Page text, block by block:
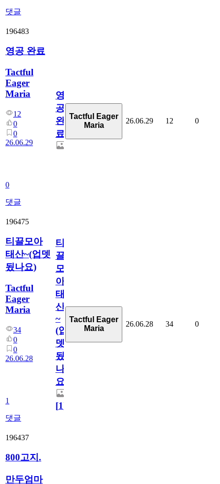
댓글
196483
영공 완료
Tactful
Eager
Maria
12
0
0
26.06.29
0
댓글
영
공
완
료
Tactful Eager
Maria
26.06.29 12 0
196475
티끌모아
태산~(업뎃
됬나요)
Tactful
Eager
Maria
34
0
0
26.06.28
1
댓글
티
끌
모
아
태
산
~
(업
뎃
됬
나
요)
[1]
Tactful Eager
Maria
26.06.28 34 0
196437
800고지.
만두엄마